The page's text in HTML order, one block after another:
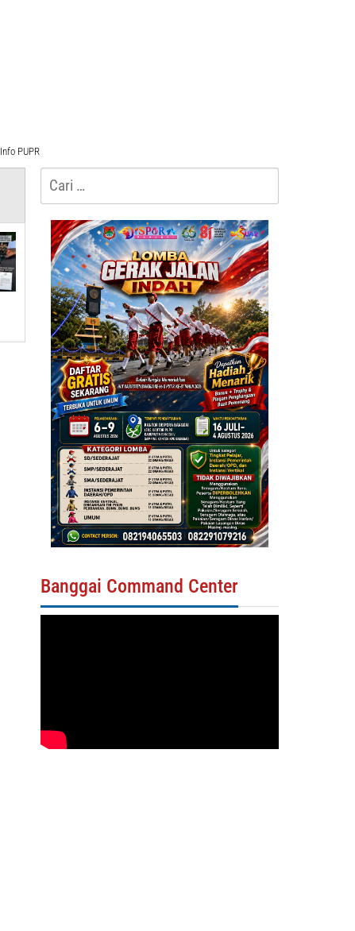
Info PUPR
Cari
untuk:
Banggai Command Center